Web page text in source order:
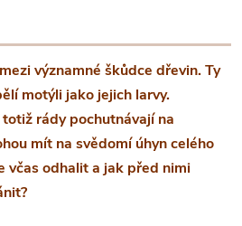
významné škůdce dřevin. Ty
motýli jako jejich larvy.
rády pochutnávají na
mít na svědomí úhyn celého
včas odhalit a jak před nimi